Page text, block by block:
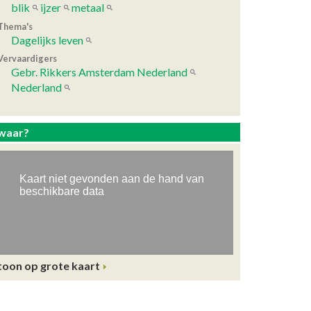
blik ijzer metaal
Dagelijks leven
Gebr. Rikkers Amsterdam Nederland
Nederland
op grote kaart